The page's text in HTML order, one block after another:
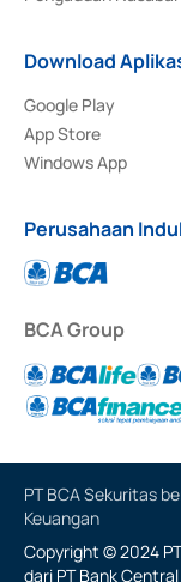
Download
Google Play
App Store
Windows App
Perusahaan
BCA Group
PT BCA Sekuritas
Keuangan
Copyright © 2024
dari PT Bank